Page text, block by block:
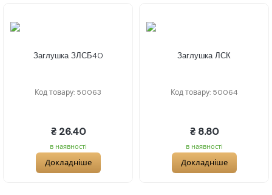
Заглушка ЗЛСБ40
Код товару: 50063
₴ 26.40
в наявності
Докладніше
Заглушка ЛСК
Код товару: 50064
₴ 8.80
в наявності
Докладніше